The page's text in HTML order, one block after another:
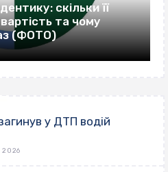
скільки її
та чому
(ФОТО)
у ДТП водій
2026